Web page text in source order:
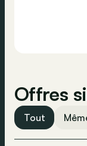
Offres
Tout